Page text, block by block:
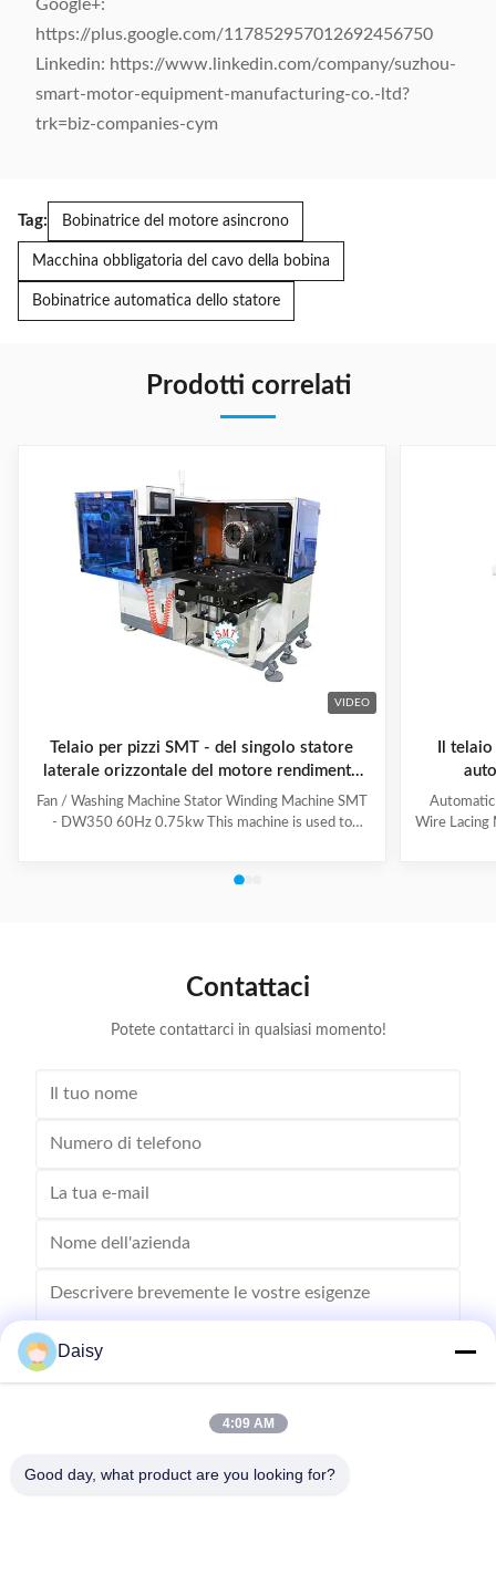
Google+:
https://plus.google.com/117852957012692456750
Linkedin: https://www.linkedin.com/company/suzhou-
smart-motor-equipment-manufacturing-co.-ltd?
trk=biz-companies-cym
Tag: Bobinatrice del motore asincrono
Macchina obbligatoria del cavo della bobina
Bobinatrice automatica dello statore
Prodotti correlati
VIDEO
Telaio per pizzi SMT - del singolo statore
laterale orizzontale del motore rendimento
elevato DW350
Fan / Washing Machine Stator Winding Machine SMT
- DW350 60Hz 0.75kw This machine is used to
the necessary data. With easy and convenient tooling
motor.Horizontal Winding Inserting
Il
Automatic
Wire Lacing
Contattaci
Potete contattarci in qualsiasi momento!
Inviare
Daisy
4:09 AM
Good day, what product are you looking for?